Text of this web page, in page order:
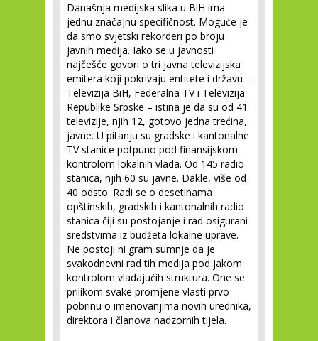
Današnja medijska slika u BiH ima
jednu značajnu specifičnost. Moguće je
da smo svjetski rekorderi po broju
javnih medija. Iako se u javnosti
najčešće govori o tri javna televizijska
emitera koji pokrivaju entitete i državu –
Televizija BiH, Federalna TV i Televizija
Republike Srpske – istina je da su od 41
televizije, njih 12, gotovo jedna trećina,
javne. U pitanju su gradske i kantonalne
TV stanice potpuno pod finansijskom
kontrolom lokalnih vlada. Od 145 radio
stanica, njih 60 su javne. Dakle, više od
40 odsto. Radi se o desetinama
opštinskih, gradskih i kantonalnih radio
stanica čiji su postojanje i rad osigurani
sredstvima iz budžeta lokalne uprave.
Ne postoji ni gram sumnje da je
svakodnevni rad tih medija pod jakom
kontrolom vladajućih struktura. One se
prilikom svake promjene vlasti prvo
pobrinu o imenovanjima novih urednika,
direktora i članova nadzornih tijela.